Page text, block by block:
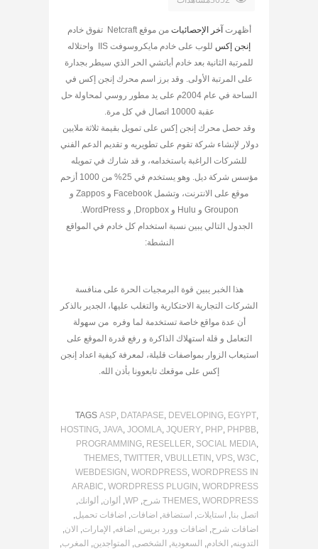
أظهرت آخر الإحصائيات من موقع Netcraft تفوق خادم
إنجن إكس
للوب على خادم مايكروسوفت IIS واحتلاله
للمرتبة الثانية بعد خادم أباتشي الحر الذي سيطر بجدارة
على المرتبة الأولى. وقد برز اسم محرك إنجن إكس في
الساحة في عام 2004م على يد مطور روسي لمحاولة حل
عقبة 10000 اتصال في كل مرة.
وقد حصل محرك إنجن إكس على تمويل بقيمة ثلاثة ملايين
دولار لإنشاء شركة تقوم على تطويريه و تقديم الدعم الفني
للشركات الراغبة باستخدامه، و قد شارك في تمويله
مؤسس شركة ديل. وهو يستخدم في 25% من 1000 أزحم
موقع على الانترنت، وتشمل Facebook و Zappos و
Groupon و Hulu و Dropbox, و WordPress.
الجدول التالي يبين نسبة استخدام كل خادم في المواقع
النشطة:
هذا الخبر يبين قوة البرمجيات الحرة على منافسة
الشركات التجارية الاحتكارية والتغلب عليها، الجدير بالذكر
أن عدة مواقع خاصة تستخدمة لما وفره من سهولة
التعامل و قلة استهلاك الذاكرة و رفع قدرة الموقع على
استيعاب الزوار بمواصفات قليلة، لمعرفة كيفية اعداد إنجن
إكس على موقعك تابعوونا بأذن الله.
TAGS ASP, DATAPASE, DEVELOPING, EGYPT,
HOSTING, JAVA, JOOMLA, JQUERY, PHP, PHPBB,
PROGRAMMING, RESELLER, SOCIAL MEDIA,
THEMES, TWITTER, VBULLETIN , VPS, W3C,
WEBDESIGN , WORDPRESS, WORDPRESS IN
ARABIC, WORDPRESS PLUGIN , WORDPRESS
THEMES, WORDPRESS شرح ,
WP
, ألوان, ألوانك,
اتصل بنا, استايلات, استضافة, اضافات, اضافات تحميل,
اضافات شرح, اضافات وورد بريس, اضافه, الإمارات, الان,
التدوينه, الخادم, السعودية, الشخصى, المتواجدين, المغرب,